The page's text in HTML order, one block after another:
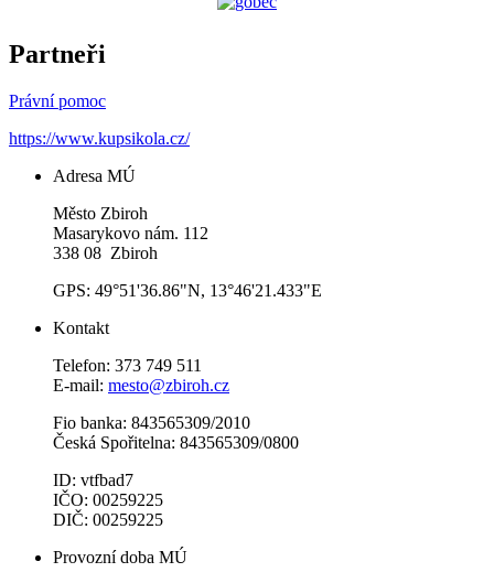
Partneři
Právní pomoc
https://www.kupsikola.cz/
Adresa MÚ
Město Zbiroh
Masarykovo nám. 112
338 08 Zbiroh
GPS: 49°51'36.86"N, 13°46'21.433"E
Kontakt
Telefon: 373 749 511
E-mail: mesto@zbiroh.cz
Fio banka: 843565309/2010
Česká Spořitelna: 843565309/0800
ID: vtfbad7
IČO: 00259225
DIČ: 00259225
Provozní doba MÚ